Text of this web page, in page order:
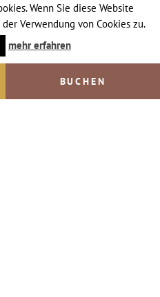
BUCHEN
12
57 57 477
Wenn Sie diese Website
Verwendung von Cookies zu.
mehr erfahren